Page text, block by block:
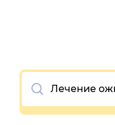
Очистить